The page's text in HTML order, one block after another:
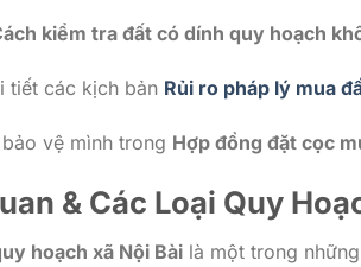
kiểm tra đất có dính quy hoạch
tiết các kịch bản Rủi ro pháp lý mua
vệ mình trong Hợp đồng đặt cọc
& Các Loại Quy
hoạch xã Nội Bài là một trong